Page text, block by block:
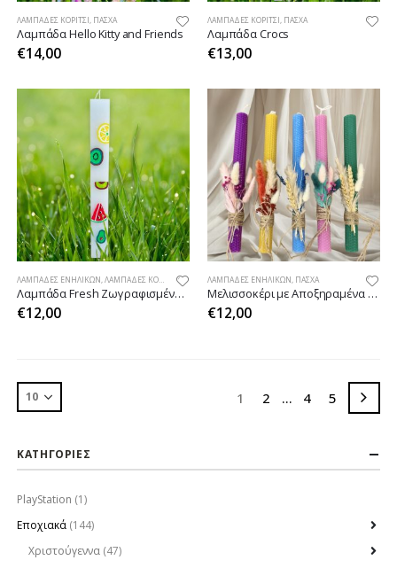
ΛΑΜΠΆΔΕΣ ΚΟΡΊΤΣΙ, ΠΆΣΧΑ
Λαμπάδα Hello Kitty and Friends
€14,00
ΛΑΜΠΆΔΕΣ ΚΟΡΊΤΣΙ, ΠΆΣΧΑ
Λαμπάδα Crocs
€13,00
ΛΑΜΠΆΔΕΣ ΕΝΗΛΊΚΩΝ,ΛΑΜΠΆΔΕΣ ΚΟΡΊΤΣΙ ,ΠΆΣΧΑ
Λαμπάδα Fresh Ζωγραφισμένη με Φρούτα
€12,00
ΛΑΜΠΆΔΕΣ ΕΝΗΛΊΚΩΝ, ΠΆΣΧΑ
Μελισσοκέρι με Αποξηραμένα Λουλούδια
€12,00
1 2 … 4 5
ΚΑΤΗΓΟΡΙΕΣ
PlayStation (1)
Εποχιακά (144)
Χριστούγεννα (47)